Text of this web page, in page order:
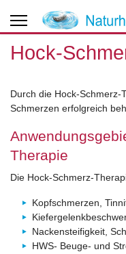
Hock-
Durch die Hock-
Schmerzen erfolgreich
Therapie
Die Hock-Schmerz-
Kopfschmerzen,
Nackensteifigkeit,
HWS- Beuge- und